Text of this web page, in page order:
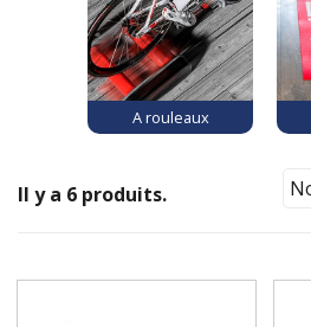
A rouleaux
Il y a 6 produits.